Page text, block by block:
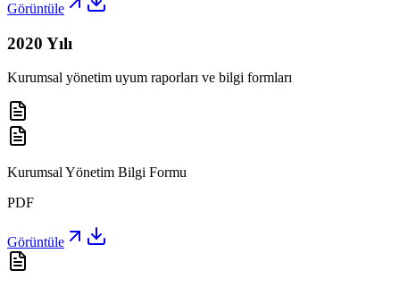
Görüntüle
2020 Yılı
Kurumsal yönetim uyum raporları ve bilgi formları
Kurumsal Yönetim Bilgi Formu
PDF
Görüntüle